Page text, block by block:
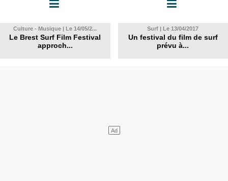
Culture - Musique | Le 14/05/2...
Le Brest Surf Film Festival
approch...
Surf | Le 13/04/2017
Un festival du film de surf
prévu à...